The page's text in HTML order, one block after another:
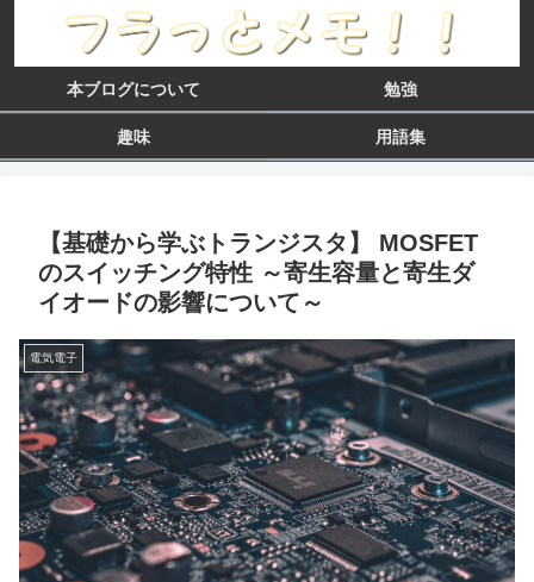
本ブログについて 勉強
趣味 用語集
【基礎から学ぶトランジスタ】 MOSFET
のスイッチング特性 ～寄生容量と寄生ダ
イオードの影響について～
電気電子